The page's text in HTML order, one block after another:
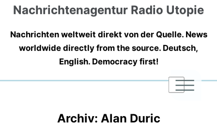
Nachrichtenagentur Radio Utopie
Nachrichten weltweit direkt von der Quelle. News
worldwide directly from the source. Deutsch,
English. Democracy first!
|
|
|
Archiv: Alan Duric